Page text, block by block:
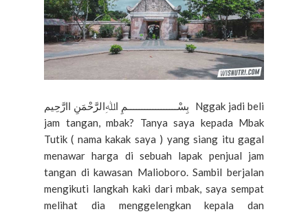
بِسْــــــــــــــــــمِ اﷲِالرَّحْمَنِ اارَّحِيم Nggak jadi beli
jam tangan, mbak? Tanya saya kepada Mbak
Tutik ( nama kakak saya ) yang siang itu gagal
menawar harga di sebuah lapak penjual jam
tangan di kawasan Malioboro. Sambil berjalan
mengikuti langkah kaki dari mbak, saya sempat
melihat dia menggelengkan kepala dan